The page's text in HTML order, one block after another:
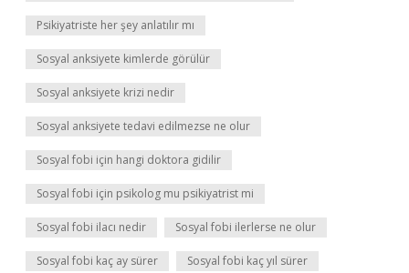
Psikiyatriste her şey anlatılır mı
Sosyal anksiyete kimlerde görülür
Sosyal anksiyete krizi nedir
Sosyal anksiyete tedavi edilmezse ne olur
Sosyal fobi için hangi doktora gidilir
Sosyal fobi için psikolog mu psikiyatrist mi
Sosyal fobi ilacı nedir Sosyal fobi ilerlerse ne olur
Sosyal fobi kaç ay sürer Sosyal fobi kaç yıl sürer